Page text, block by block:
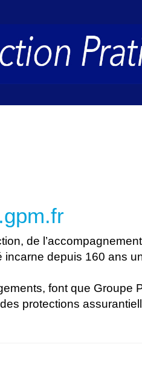
de
incarne depuis 160 ans
font que Groupe
protections